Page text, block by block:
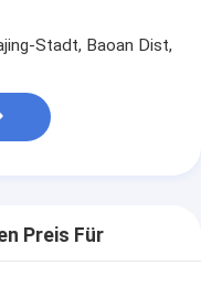
Stadt, Baoan Dist,
Preis Für